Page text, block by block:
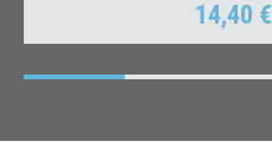
Prix
14,40 €